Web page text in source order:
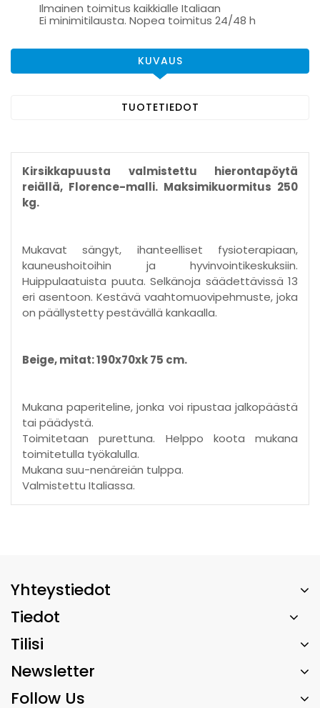
Ilmainen toimitus kaikkialle Italiaan
Ei minimitilausta. Nopea toimitus 24/48 h
KUVAUS
TUOTETIEDOT
Kirsikkapuusta valmistettu hierontapöytä
reiällä, Florence-malli. Maksimikuormitus 250
kg.
Mukavat sängyt, ihanteelliset fysioterapiaan,
kauneushoitoihin ja hyvinvointikeskuksiin.
Huippulaatuista puuta. Selkänoja säädettävissä 13
eri asentoon. Kestävä vaahtomuovipehmuste, joka
on päällystetty pestävällä kankaalla.
Beige, mitat: 190x70xk 75 cm.
Mukana paperiteline, jonka voi ripustaa jalkopäästä
tai päädystä.
Toimitetaan purettuna. Helppo koota mukana
toimitetulla työkalulla.
Mukana suu-nenäreiän tulppa.
Valmistettu Italiassa.
Yhteystiedot
Tiedot
Tilisi
Newsletter
Follow Us